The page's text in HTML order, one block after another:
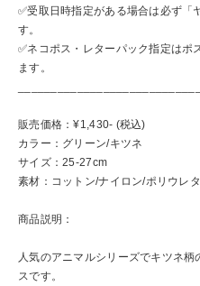
✅受取日時指定がある場合は必ず「
す。
✅ネコポス・レターパック指定はポ
ます。
販売価格：¥1,430- (税込)
カラー：グリーン/キツネ
サイズ：25-27cm
素材：コットン/ナイロン/ポリウレ
商品説明：
人気のアニマルシリーズでキツネ
スです。